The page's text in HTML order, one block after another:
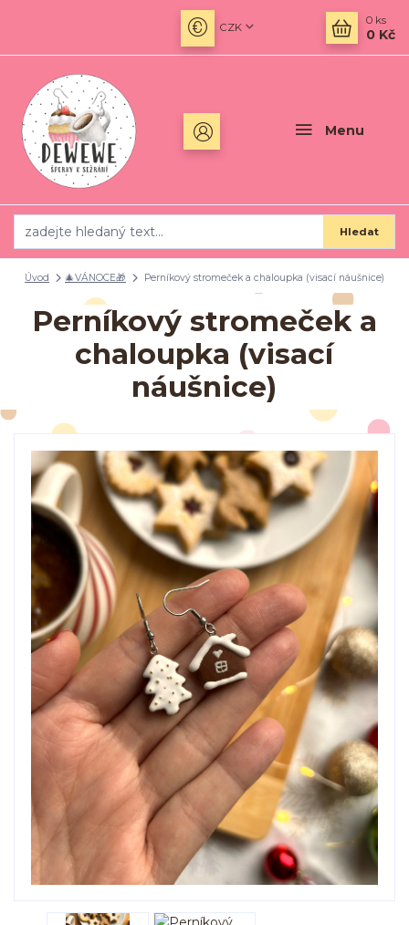
Menu
CZK
Hledat
0 ks
0 Kč
Úvod 🎄VÁNOCE🎁 Perníkový stromeček a chaloupka (visací náušnice)
Perníkový stromeček a
chaloupka (visací
náušnice)